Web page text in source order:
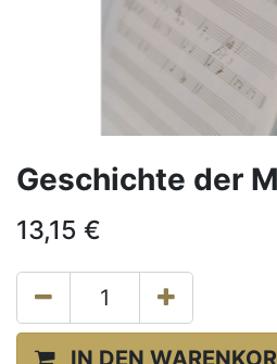
Geschichte der
13,15 €
IN DEN